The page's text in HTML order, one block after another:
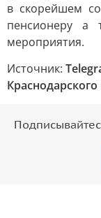
в скорейшем
пенсионеру а
мероприятия.
Источник:
Краснодарского